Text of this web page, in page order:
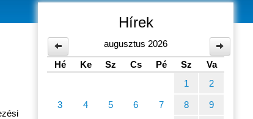
Hírek
augusztus 2026
Hé
Ke Sz Cs Pé Sz
Va
1
2
3 4 5 6 7 8 9